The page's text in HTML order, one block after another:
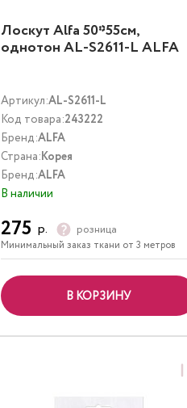
Лоскут Alfa 50*55см,
однотон AL-S2611-L ALFA
Артикул:AL-S2611-L
Код товара:243222
Бренд:ALFA
Страна:Корея
Бренд:ALFA
В наличии
275 р. розница
Минимальный заказ ткани от 3 метров
В КОРЗИНУ